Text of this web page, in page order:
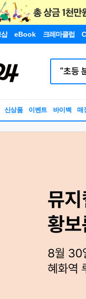
eBook 크레마클럽
신상품 이벤트 바이백 매